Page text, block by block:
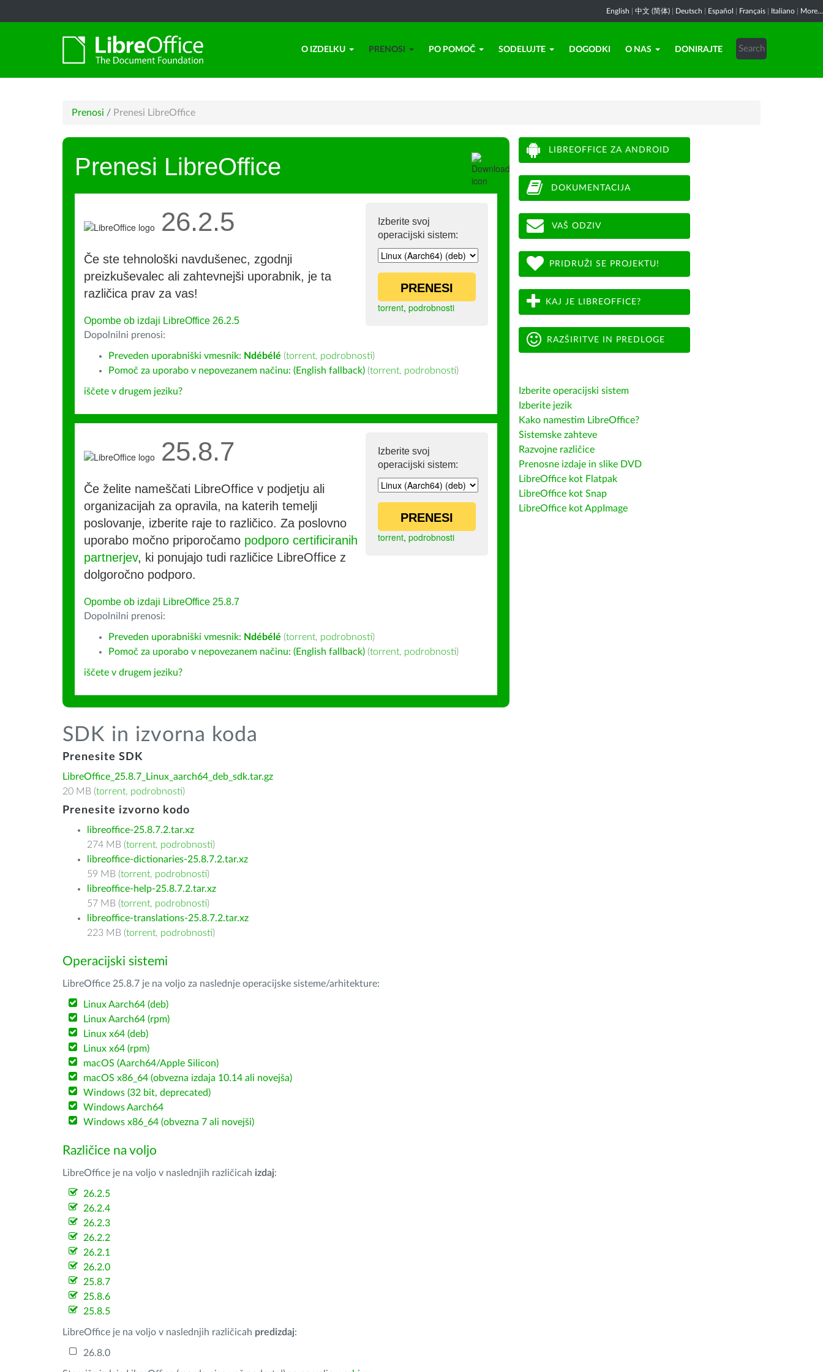
English 中文 (简体) Deutsch Español Français Italiano More...
O IZDELKU PRENOSI PO POMOČ SODELUJTE DOGODKI O NAS DONIRAJTE
Prenosi / Prenesi LibreOffice
Prenesi LibreOffice
Izberite svoj
operacijski sistem:
PRENESI
torrent, podrobnosti
26.2.5
Če ste tehnološki navdušenec, zgodnji
preizkuševalec ali zahtevnejši uporabnik, je ta
različica prav za vas!
Opombe ob izdaji LibreOffice 26.2.5
Dopolnilni prenosi:
Preveden uporabniški vmesnik: Ndébélé (torrent, podrobnosti)
Pomoč za uporabo v nepovezanem načinu: (English fallback) (torrent, podrobnosti)
iščete v drugem jeziku?
Izberite svoj
operacijski sistem:
PRENESI
torrent, podrobnosti
25.8.7
Če želite nameščati LibreOffice v podjetju ali
organizacijah za opravila, na katerih temelji
poslovanje, izberite raje to različico. Za poslovno
uporabo močno priporočamo podporo certificiranih
partnerjev, ki ponujajo tudi različice LibreOffice z
dolgoročno podporo.
Opombe ob izdaji LibreOffice 25.8.7
Dopolnilni prenosi:
Preveden uporabniški vmesnik: Ndébélé (torrent, podrobnosti)
Pomoč za uporabo v nepovezanem načinu: (English fallback) (torrent, podrobnosti)
iščete v drugem jeziku?
SDK in izvorna koda
Prenesite SDK
LibreOffice_25.8.7_Linux_aarch64_deb_sdk.tar.gz
20 MB (torrent, podrobnosti)
Prenesite izvorno kodo
libreoffice-25.8.7.2.tar.xz
274 MB (torrent, podrobnosti)
libreoffice-dictionaries-25.8.7.2.tar.xz
59 MB (torrent, podrobnosti)
libreoffice-help-25.8.7.2.tar.xz
57 MB (torrent, podrobnosti)
libreoffice-translations-25.8.7.2.tar.xz
223 MB (torrent, podrobnosti)
Operacijski sistemi
LibreOffice 25.8.7 je na voljo za naslednje operacijske sisteme/arhitekture:
Linux Aarch64 (deb)
Linux Aarch64 (rpm)
Linux x64 (deb)
Linux x64 (rpm)
macOS (Aarch64/Apple Silicon)
macOS x86_64 (obvezna izdaja 10.14 ali novejša)
Windows (32 bit, deprecated)
Windows Aarch64
Windows x86_64 (obvezna 7 ali novejši)
Različice na voljo
LibreOffice je na voljo v naslednjih različicah izdaj:
26.2.5
26.2.4
26.2.3
26.2.2
26.2.1
26.2.0
25.8.7
25.8.6
25.8.5
LibreOffice je na voljo v naslednjih različicah predizdaj:
26.8.0
LIBREOFFICE ZA ANDROID
DOKUMENTACIJA
VAŠ ODZIV
PRIDRUŽI SE PROJEKTU!
KAJ JE LIBREOFFICE?
RAZŠIRITVE IN PREDLOGE
Izberite operacijski sistem
Izberite jezik
Kako namestim LibreOffice?
Sistemske zahteve
Razvojne različice
Prenosne izdaje in slike DVD
LibreOffice kot Flatpak
LibreOffice kot Snap
LibreOffice kot AppImage